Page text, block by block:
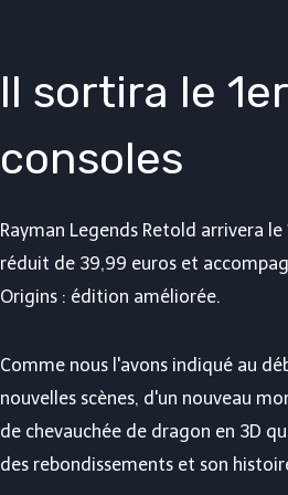
Il sortira le
consoles
Rayman Legends Retold arrivera
réduit de 39,99 euros et
Origins : édition améliorée.
Comme nous l'avons indiqué au
nouvelles scènes, d'un nouveau
de chevauchée de dragon en 3D
des rebondissements et son